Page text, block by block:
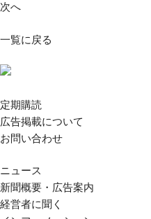
次へ
一覧に戻る
定期購読
広告掲載について
お問い合わせ
ニュース
新聞概要・広告案内
経営者に聞く